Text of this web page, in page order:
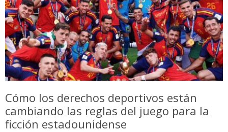
Cómo los derechos deportivos están
cambiando las reglas del juego para la
ficción estadounidense